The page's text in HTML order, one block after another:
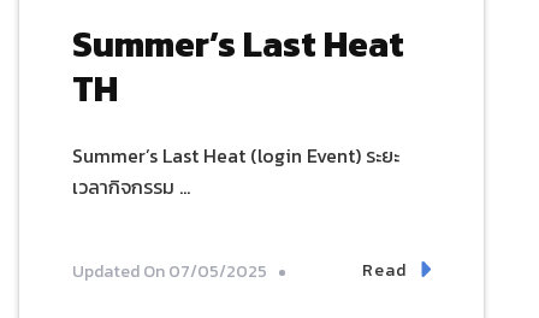
Summer’s Last Heat
TH
Summer’s Last Heat (login Event) ระยะ
เวลากิจกรรม …
Updated On07/05/2025 Read